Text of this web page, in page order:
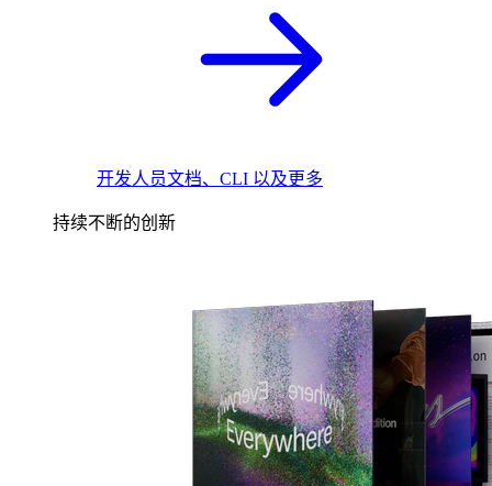
开发人员文档、CLI 以及更多
持续不断的创新